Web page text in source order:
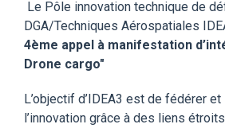
Le Pôle innovation technique de
DGA/Techniques Aérospatiales
4ème appel à manifestation
Drone cargo"
L’objectif d’IDEA3 est de fédérer
l’innovation grâce à des liens